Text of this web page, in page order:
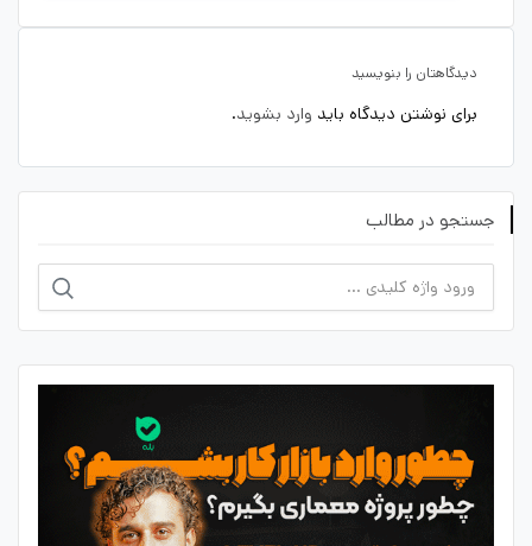
دیدگاهتان را بنویسید
برای نوشتن دیدگاه باید وارد بشوید.
جستجو در مطالب